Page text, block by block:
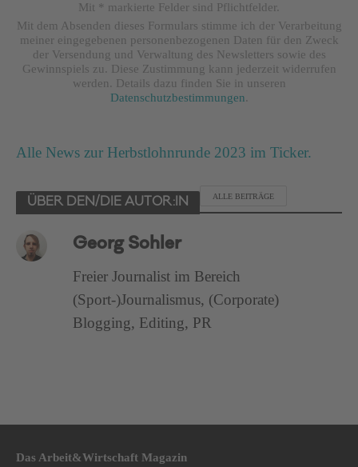
Mit * markierte Felder sind Pflichtfelder.
Mit dem Absenden dieses Formulars stimme ich der Verarbeitung
meiner eingegebenen personenbezogenen Daten für den Zweck
der Versendung und Verwaltung des Newsletters sowie des
Gewinnspiels zu. Diese Zustimmung kann jederzeit widerrufen
werden. Details dazu finden Sie in unseren
Datenschutzbestimmungen.
Alle News zur Herbstlohnrunde 2023 im Ticker.
ÜBER DEN/DIE AUTOR:IN
ALLE BEITRÄGE
Georg Sohler
Freier Journalist im Bereich
(Sport-)Journalismus, (Corporate)
Blogging, Editing, PR
Das Arbeit&Wirtschaft Magazin